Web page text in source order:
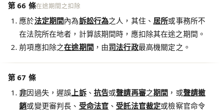
第 66 條在途期間之扣除
應於法定期間內為訴訟行為之人，其住、 居所或事務所不
在法院所在地者，計算該期間時，應扣除其在途之期間。
前項應扣除之在途期間，由司法行政最高機關定之。
第 67 條
非因過失，遲誤上訴、 抗告或聲請再審之期間 ，或聲請撤
銷或變更審判長、 受命法官 、 受託法官裁定或檢察官命令